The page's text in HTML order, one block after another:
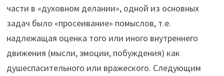
части в «духовном делании», одной из основных
задач было «просеивание» помыслов, т.е.
надлежащая оценка того или иного внутреннего
движения (мысли, эмоции, побуждения) как
душеспасительного или вражеского. Следующим